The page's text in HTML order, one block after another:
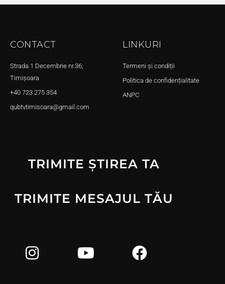
CONTACT
Strada 1 Decembrie nr.36,
Timișoara
+40 723 275 354
qubtvtimisoara@gmail.com
LINKURI
Termeni și condiții
Politica de confidențialitate
ANPC
TRIMITE ȘTIREA TA
TRIMITE MESAJUL TĂU